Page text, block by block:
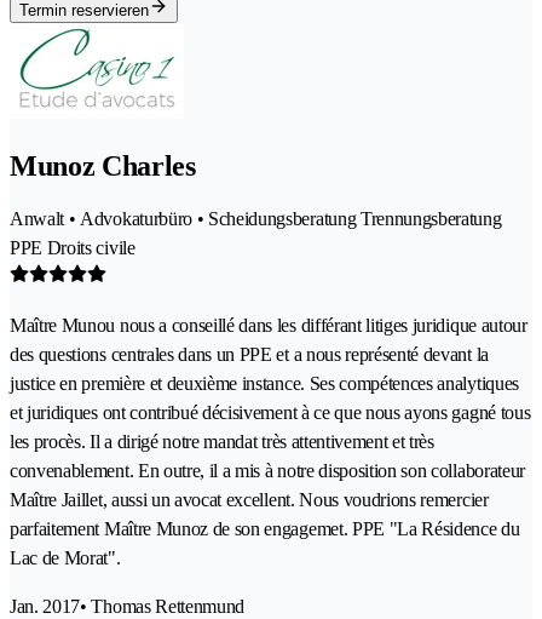
Termin reservieren
Munoz Charles
Anwalt • Advokaturbüro • Scheidungsberatung Trennungsberatung
PPE Droits civile
Maître Munou nous a conseillé dans les différant litiges juridique autour
des questions centrales dans un PPE et a nous représenté devant la
justice en première et deuxième instance. Ses compétences analytiques
et juridiques ont contribué décisivement à ce que nous ayons gagné tous
les procès. Il a dirigé notre mandat très attentivement et très
convenablement. En outre, il a mis à notre disposition son collaborateur
Maître Jaillet, aussi un avocat excellent. Nous voudrions remercier
parfaitement Maître Munoz de son engagemet. PPE "La Résidence du
Lac de Morat".
Jan. 2017• Thomas Rettenmund